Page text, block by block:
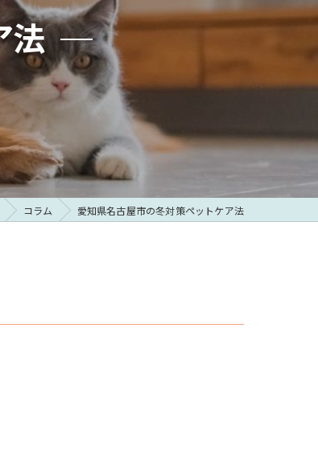
散歩代行
法
コラム 愛知県名古屋市の冬対策ペットケア法